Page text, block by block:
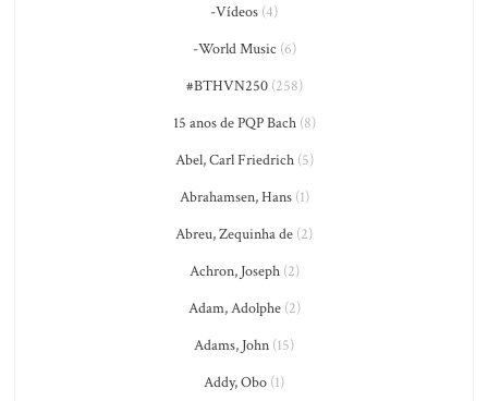
-Vídeos (4)
-World Music (6)
#BTHVN250(258)
15 anos de PQP Bach(8)
Abel, Carl Friedrich(5)
Abrahamsen, Hans(1)
Abreu, Zequinha de (2)
Achron, Joseph(2)
Adam, Adolphe(2)
Adams, John (15)
Addy, Obo (1)